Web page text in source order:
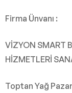
Firma Ünvanı :
VİZYON SMART
HİZMETLERİ
Toptan Yağ